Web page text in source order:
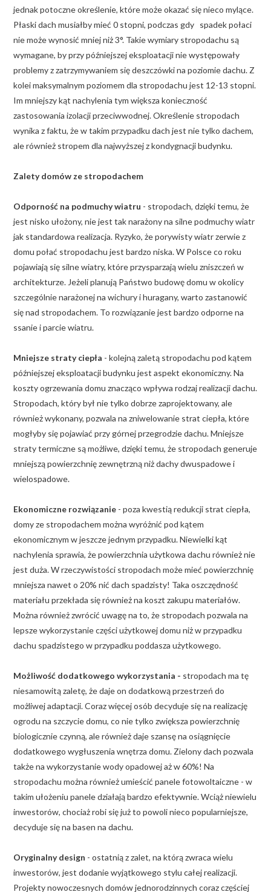
jednak potoczne określenie, które może okazać się nieco mylące.
Płaski dach musiałby mieć 0 stopni, podczas gdy spadek połaci
nie może wynosić mniej niż 3°. Takie wymiary stropodachu są
wymagane, by przy późniejszej eksploatacji nie występowały
problemy z zatrzymywaniem się deszczówki na poziomie dachu. Z
kolei maksymalnym poziomem dla stropodachu jest 12-13 stopni.
Im mniejszy kąt nachylenia tym większa konieczność
zastosowania izolacji przeciwwodnej. Określenie stropodach
wynika z faktu, że w takim przypadku dach jest nie tylko dachem,
ale również stropem dla najwyższej z kondygnacji budynku.
Zalety domów ze stropodachem
Odporność na podmuchy wiatru - stropodach, dzięki temu, że
jest nisko ułożony, nie jest tak narażony na silne podmuchy wiatr
jak standardowa realizacja. Ryzyko, że porywisty wiatr zerwie z
domu połać stropodachu jest bardzo niska. W Polsce co roku
pojawiają się silne wiatry, które przysparzają wielu zniszczeń w
architekturze. Jeżeli planują Państwo budowę domu w okolicy
szczególnie narażonej na wichury i huragany, warto zastanowić
się nad stropodachem. To rozwiązanie jest bardzo odporne na
ssanie i parcie wiatru.
Mniejsze straty ciepła - kolejną zaletą stropodachu pod kątem
późniejszej eksploatacji budynku jest aspekt ekonomiczny. Na
koszty ogrzewania domu znacząco wpływa rodzaj realizacji dachu.
Stropodach, który był nie tylko dobrze zaprojektowany, ale
również wykonany, pozwala na zniwelowanie strat ciepła, które
mogłyby się pojawiać przy górnej przegrodzie dachu. Mniejsze
straty termiczne są możliwe, dzięki temu, że stropodach generuje
mniejszą powierzchnię zewnętrzną niż dachy dwuspadowe i
wielospadowe.
Ekonomiczne rozwiązanie - poza kwestią redukcji strat ciepła,
domy ze stropodachem można wyróżnić pod kątem
ekonomicznym w jeszcze jednym przypadku. Niewielki kąt
nachylenia sprawia, że powierzchnia użytkowa dachu również nie
jest duża. W rzeczywistości stropodach może mieć powierzchnię
mniejsza nawet o 20% nić dach spadzisty! Taka oszczędność
materiału przekłada się również na koszt zakupu materiałów.
Można również zwrócić uwagę na to, że stropodach pozwala na
lepsze wykorzystanie części użytkowej domu niż w przypadku
dachu spadzistego w przypadku poddasza użytkowego.
Możliwość dodatkowego wykorzystania - stropodach ma tę
niesamowitą zaletę, że daje on dodatkową przestrzeń do
możliwej adaptacji. Coraz więcej osób decyduje się na realizację
ogrodu na szczycie domu, co nie tylko zwiększa powierzchnię
biologicznie czynną, ale również daje szansę na osiągnięcie
dodatkowego wygłuszenia wnętrza domu. Zielony dach pozwala
także na wykorzystanie wody opadowej aż w 60%! Na
stropodachu można również umieścić panele fotowoltaiczne - w
takim ułożeniu panele działają bardzo efektywnie. Wciąż niewielu
inwestorów, chociaż robi się już to powoli nieco popularniejsze,
decyduje się na basen na dachu.
Oryginalny design - ostatnią z zalet, na którą zwraca wielu
inwestorów, jest dodanie wyjątkowego stylu całej realizacji.
Projekty nowoczesnych domów jednorodzinnych coraz częściej